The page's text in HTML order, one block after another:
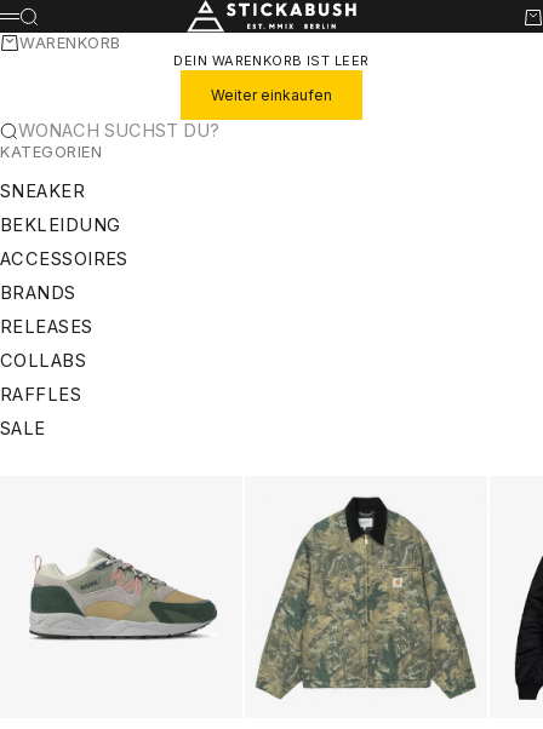
ZUM INHALT SPRINGEN STICKABUSH
MENÜ
SUCHE
WARENKORB
DEIN WARENKORB IST LEER
Weiter einkaufen
WONACH SUCHST DU?
KATEGORIEN
SNEAKER
BEKLEIDUNG
ACCESSOIRES
BRANDS
RELEASES
COLLABS
RAFFLES
SALE